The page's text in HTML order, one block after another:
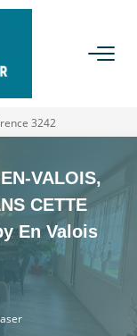
3242
VALOIS,
CETTE
En Valois